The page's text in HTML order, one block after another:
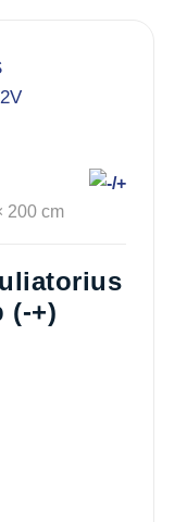
200 cm
(-+)